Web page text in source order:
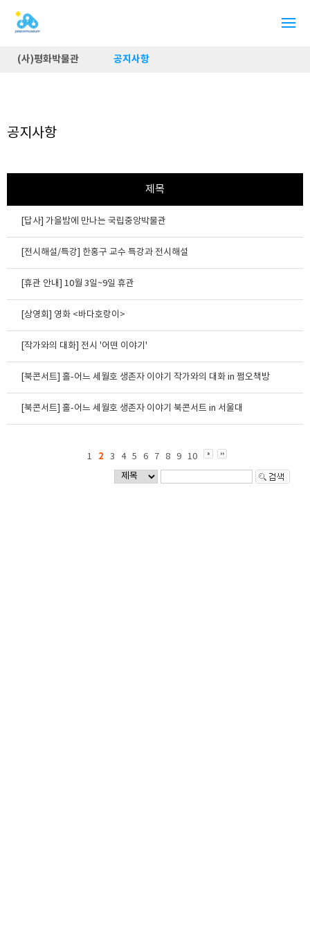
(사)평화박물관 공지사항
공지사항
제목
[답사] 가을밤에 만나는 국립중앙박물관
[전시해설/특강] 한홍구 교수 특강과 전시해설
[휴관 안내] 10월 3일~9일 휴관
[상영회] 영화 <바다호랑이>
[작가와의 대화] 전시 '어떤 이야기'
[북콘서트] 홀-어느 세월호 생존자 이야기 작가와의 대화 in 쩜오책방
[북콘서트] 홀-어느 세월호 생존자 이야기 북콘서트 in 서울대
1 2 3 4 5 6 7 8 9 10